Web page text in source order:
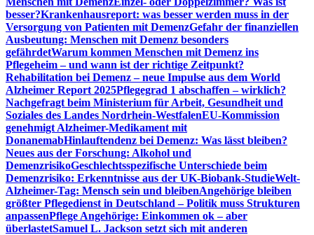
besser?Krankenhausreport: was besser werden muss in der
Versorgung von Patienten mit DemenzGefahr der finanziellen
Ausbeutung: Menschen mit Demenz besonders
gefährdetWarum kommen Menschen mit Demenz ins
Pflegeheim – und wann ist der richtige Zeitpunkt?
Rehabilitation bei Demenz – neue Impulse aus dem World
Alzheimer Report 2025Pflegegrad 1 abschaffen – wirklich?
Nachgefragt beim Ministerium für Arbeit, Gesundheit und
Soziales des Landes Nordrhein-WestfalenEU-Kommission
genehmigt Alzheimer-Medikament mit
DonanemabHinlauftendenz bei Demenz: Was lässt bleiben?
Neues aus der Forschung: Alkohol und
DemenzrisikoGeschlechtsspezifische Unterschiede beim
Demenzrisiko: Erkenntnisse aus der UK-Biobank-StudieWelt-
Alzheimer-Tag: Mensch sein und bleibenAngehörige bleiben
größter Pflegedienst in Deutschland – Politik muss Strukturen
anpassenPflege Angehörige: Einkommen ok – aber
überlastetSamuel L. Jackson setzt sich mit anderen